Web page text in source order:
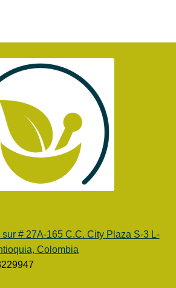
sur # 27A-165 C.C. City Plaza S-3 L-
Colombia